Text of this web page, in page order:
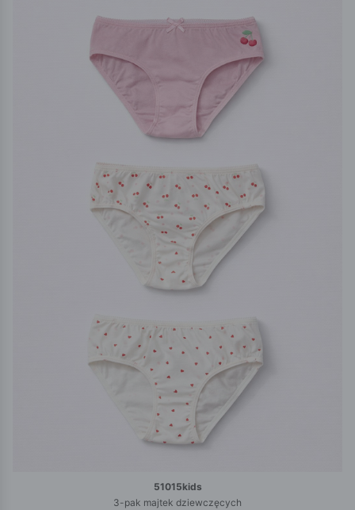
51015kids
3-pak majtek dziewczęcych